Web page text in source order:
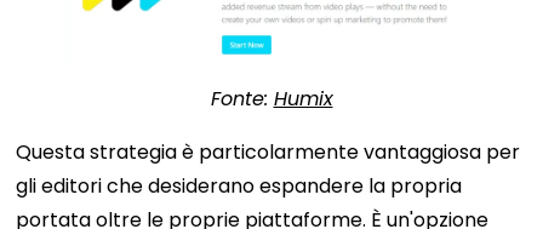
Fonte: Humix
Questa strategia è particolarmente vantaggiosa per
gli editori che desiderano espandere la propria
portata oltre le proprie piattaforme. È un'opzione